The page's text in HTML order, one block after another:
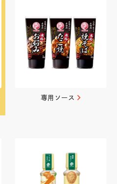
専用ソース